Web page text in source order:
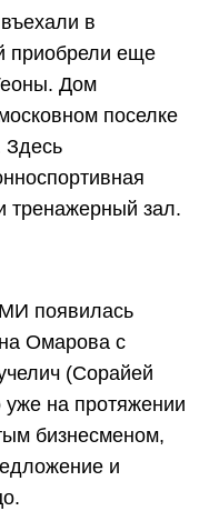
в
приобрели еще
Дом
поселке
Здесь
тренажерный зал.
появилась
Омарова с
(Сорайей
на протяжении
бизнесменом,
и